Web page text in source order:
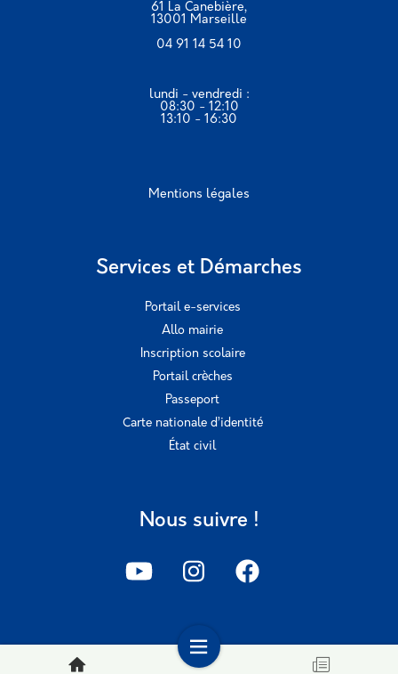
61 La Canebière,
13001 Marseille
04 91 14 54 10
lundi - vendredi :
08:30 - 12:10
13:10 - 16:30
Mentions légales
Services et Démarches
Portail e-services
Allo mairie
Inscription scolaire
Portail crèches
Passeport
Carte nationale d’identité
État civil
Nous suivre !